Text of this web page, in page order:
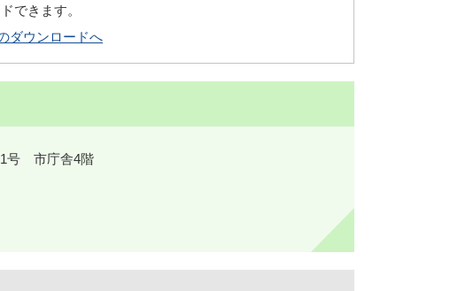
できます。
ダウンロードへ
1号 市庁舎4階